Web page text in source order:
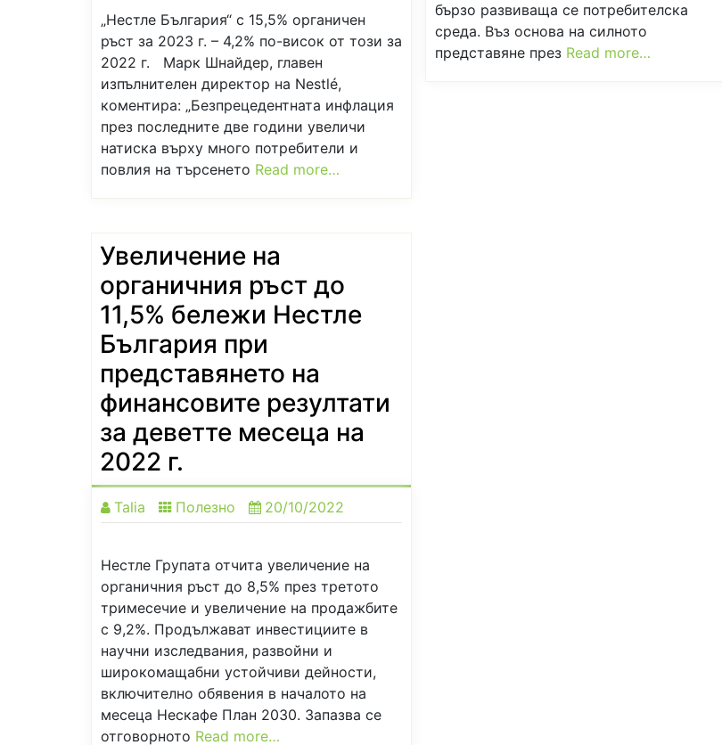
„Нестле България“ с 15,5% органичен
ръст за 2023 г. – 4,2% по-висок от този за
2022 г. Марк Шнайдер, главен
изпълнителен директор на Nestlé,
коментира: „Безпрецедентната инфлация
през последните две години увеличи
натиска върху много потребители и
повлия на търсенето Read more…
бързо развиваща се потребителска
среда. Въз основа на силното
представяне през Read more…
Увеличение на
органичния ръст до
11,5% бележи Нестле
България при
представянето на
финансовите резултати
за деветте месеца на
2022 г.
Talia Полезно 20/10/2022
Нестле Групата отчита увеличение на
органичния ръст до 8,5% през третото
тримесечие и увеличение на продажбите
с 9,2%. Продължават инвестициите в
научни изследвания, развойни и
широкомащабни устойчиви дейности,
включително обявения в началото на
месеца Нескафе План 2030. Запазва се
отговорното Read more…